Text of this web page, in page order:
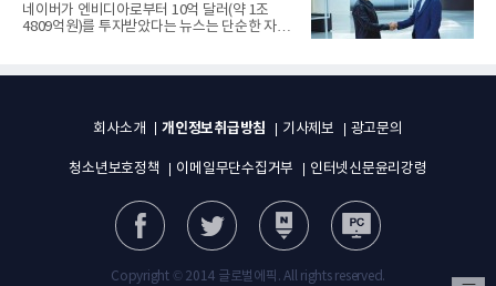
네이버가 엔비디아로부터 10억 달러(약 1조
4809억원)를 투자받았다는 뉴스는 단순한 자금
회사소개 개인정보취급방침 기사제보 광고문의
청소년보호정책 이메일무단수집거부 인터넷신문윤리강령
Copyright © 2014 글로벌에픽. All rights reserved.